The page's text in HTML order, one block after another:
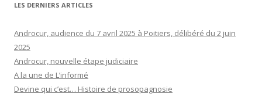
LES DERNIERS ARTICLES
Androcur, audience du 7 avril 2025 à Poitiers, délibéré du 2 juin
2025
Androcur, nouvelle étape judiciaire
A la une de L’informé
Devine qui c’est… Histoire de prosopagnosie